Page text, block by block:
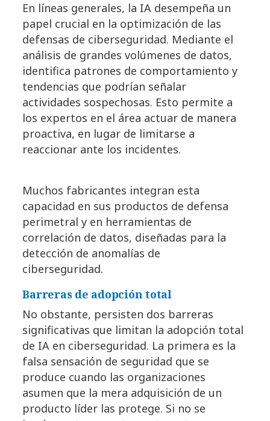
En líneas generales, la IA desempeña un
papel crucial en la optimización de las
defensas de ciberseguridad. Mediante el
análisis de grandes volúmenes de datos,
identifica patrones de comportamiento y
tendencias que podrían señalar
actividades sospechosas. Esto permite a
los expertos en el área actuar de manera
proactiva, en lugar de limitarse a
reaccionar ante los incidentes.
Muchos fabricantes integran esta
capacidad en sus productos de defensa
perimetral y en herramientas de
correlación de datos, diseñadas para la
detección de anomalías de
ciberseguridad.
Barreras de adopción total
No obstante, persisten dos barreras
significativas que limitan la adopción total
de IA en ciberseguridad. La primera es la
falsa sensación de seguridad que se
produce cuando las organizaciones
asumen que la mera adquisición de un
producto líder las protege. Si no se